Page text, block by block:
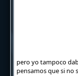
pero yo tampoco
pensamos que si no